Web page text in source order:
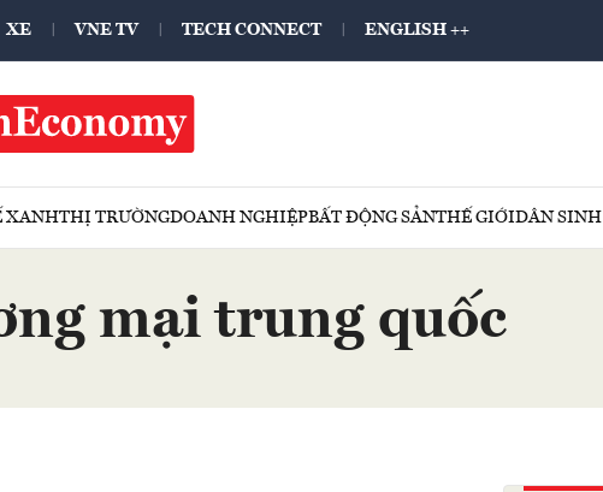
XE VNE TV TECH CONNECT ENGLISH ++
XANHTHỊ TRƯỜNGDOANH NGHIỆPBẤT ĐỘNG SẢNTHẾ GIỚIDÂN SINH
mại trung quốc